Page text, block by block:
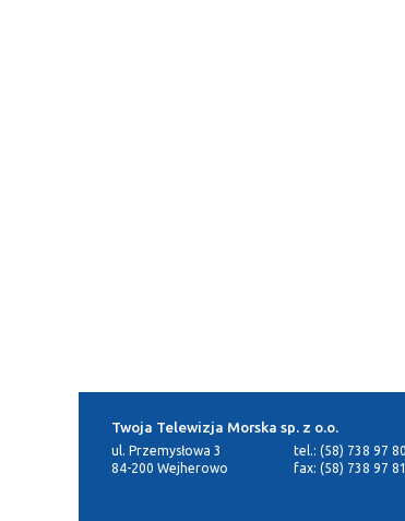
Twoja Telewizja Morska sp. z o.o.
ul. Przemysłowa 3
84-200 Wejherowo
tel.: (58) 738 97 80
fax: (58) 738 97 81